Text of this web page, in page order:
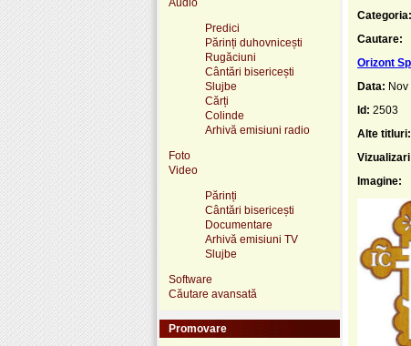
Categoria:
Cautare:
Orizont
Data: Nov
Id: 2503
Alte titluri:
Imagine:
Predici
Părinți duhovnicești
Rugăciuni
Cântări bisericești
Slujbe
Cărți
Colinde
Arhivă emisiuni radio
Foto
Video
Părinți
Cântări bisericești
Documentare
Arhivă emisiuni TV
Slujbe
Software
Căutare avansată
Promovare